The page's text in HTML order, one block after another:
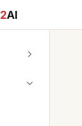
2AI